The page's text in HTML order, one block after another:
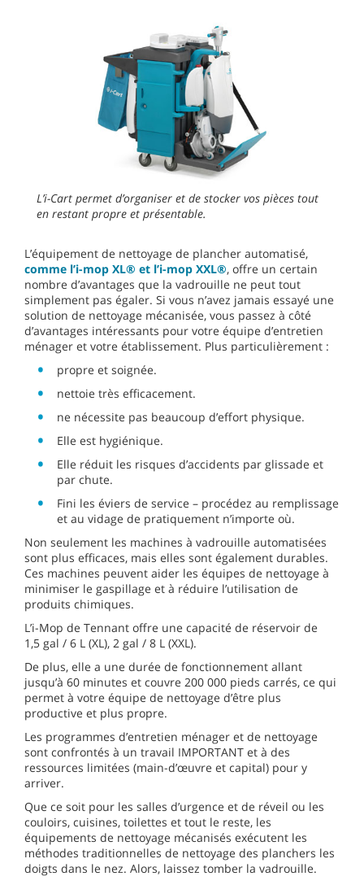
L’i-Cart permet d’organiser et de stocker vos pièces tout
en restant propre et présentable.
L’équipement de nettoyage de plancher automatisé,
comme l’i-mop XL® et l’i-mop XXL®, offre un certain
nombre d’avantages que la vadrouille ne peut tout
simplement pas égaler. Si vous n’avez jamais essayé une
solution de nettoyage mécanisée, vous passez à côté
d’avantages intéressants pour votre équipe d’entretien
ménager et votre établissement. Plus particulièrement :
propre et soignée.
nettoie très efficacement.
ne nécessite pas beaucoup d’effort physique.
Elle est hygiénique.
Elle réduit les risques d’accidents par glissade et
par chute.
Fini les éviers de service – procédez au remplissage
et au vidage de pratiquement n’importe où.
Non seulement les machines à vadrouille automatisées
sont plus efficaces, mais elles sont également durables.
Ces machines peuvent aider les équipes de nettoyage à
minimiser le gaspillage et à réduire l’utilisation de
produits chimiques.
L’i-Mop de Tennant offre une capacité de réservoir de
1,5 gal / 6 L (XL), 2 gal / 8 L (XXL).
De plus, elle a une durée de fonctionnement allant
jusqu’à 60 minutes et couvre 200 000 pieds carrés, ce qui
permet à votre équipe de nettoyage d’être plus
productive et plus propre.
Les programmes d’entretien ménager et de nettoyage
sont confrontés à un travail IMPORTANT et à des
ressources limitées (main-d’œuvre et capital) pour y
arriver.
Que ce soit pour les salles d’urgence et de réveil ou les
couloirs, cuisines, toilettes et tout le reste, les
équipements de nettoyage mécanisés exécutent les
méthodes traditionnelles de nettoyage des planchers les
doigts dans le nez. Alors, laissez tomber la vadrouille.